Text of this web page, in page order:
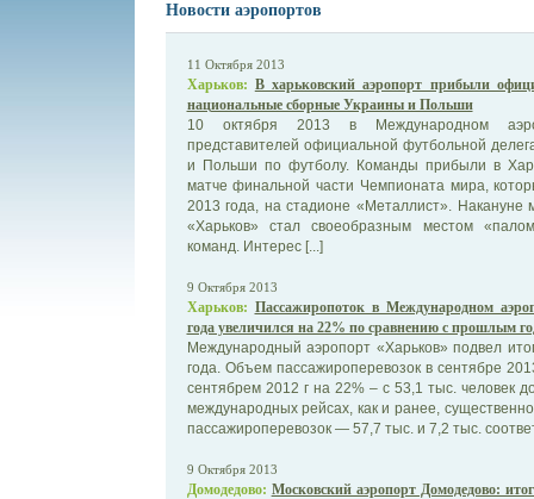
Новости аэропортов
11 Октября 2013
Харьков: В харьковский аэропорт прибыли
национальные сборные Украины и Польши
10 октября 2013 в Международном
представителей официальной футбольной
и Польши по футболу. Команды прибыли в
матче финальной части Чемпионата мира,
2013 года, на стадионе «Металлист».
«Харьков» стал своеобразным местом
команд. Интерес [...]
9 Октября 2013
Харьков: Пассажиропоток в Международном
года увеличился на 22% по сравнению с прошлым
Международный аэропорт «Харьков» подвел
года. Объем пассажироперевозок в сентябре
сентябрем 2012 г на 22% – с 53,1 тыс. человек
международных рейсах, как и ранее,
пассажироперевозок — 57,7 тыс. и 7,2 тыс.
9 Октября 2013
Домодедово: Московский аэропорт Домодедово: